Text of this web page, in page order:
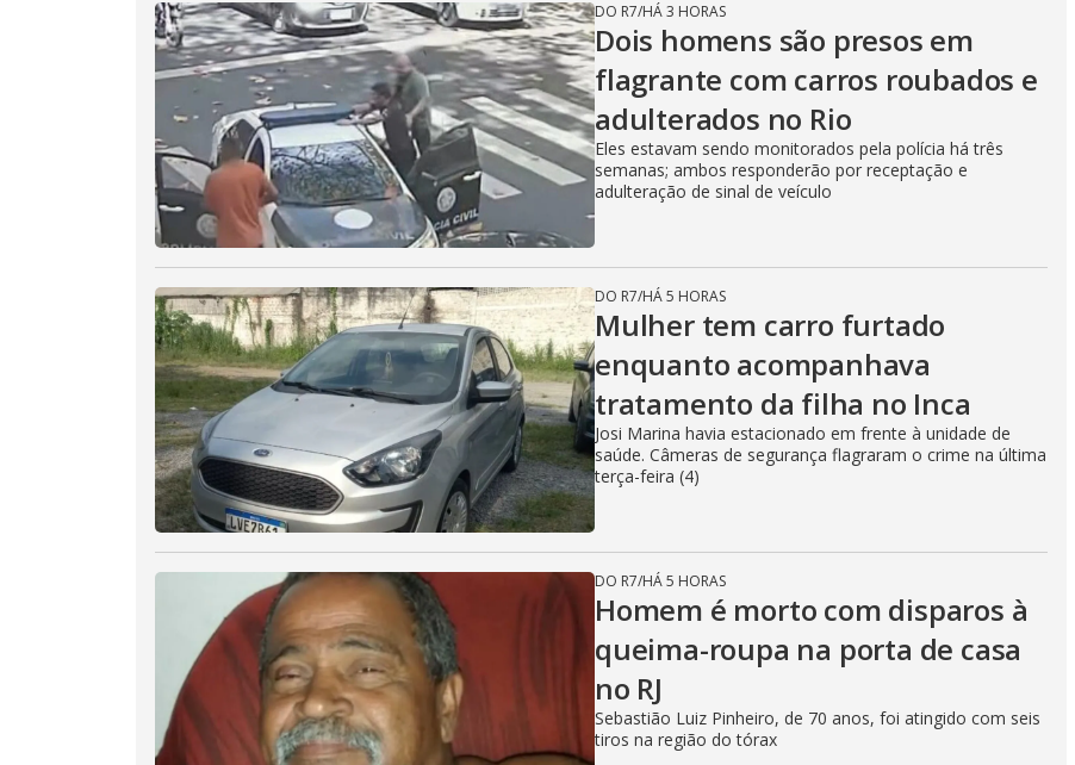
DO R7/HÁ 3 HORAS
Dois homens são presos em
flagrante com carros roubados e
adulterados no Rio
Eles estavam sendo monitorados pela polícia há três
semanas; ambos responderão por receptação e
adulteração de sinal de veículo
DO R7/HÁ 5 HORAS
Mulher tem carro furtado
enquanto acompanhava
tratamento da filha no Inca
Josi Marina havia estacionado em frente à unidade de
saúde. Câmeras de segurança flagraram o crime na última
terça-feira (4)
DO R7/HÁ 5 HORAS
Homem é morto com disparos à
queima-roupa na porta de casa
no RJ
Sebastião Luiz Pinheiro, de 70 anos, foi atingido com seis
tiros na região do tórax